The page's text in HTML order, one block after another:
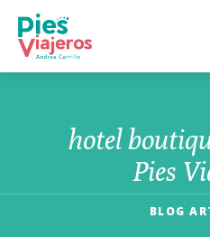
hotel
Pies
BLOG